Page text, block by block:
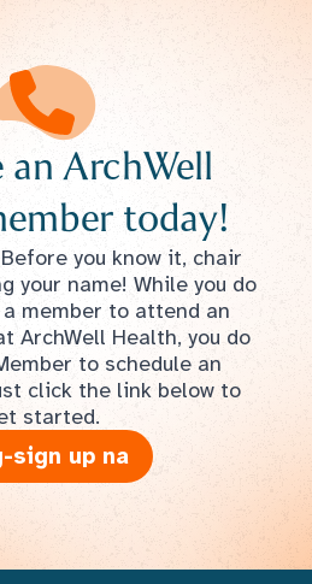
an ArchWell
today!
you know it, chair
your name! While you do
member to attend an
ArchWell Health, you do
to schedule an
click the link below to
started.
sign up na